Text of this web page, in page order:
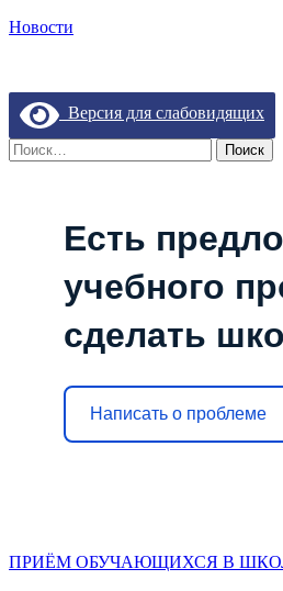
Новости
Версия для слабовидящих
Найти:
Есть
учебного
сделать
Написать о проблеме
ПРИЁМ ОБУЧАЮЩИХСЯ В